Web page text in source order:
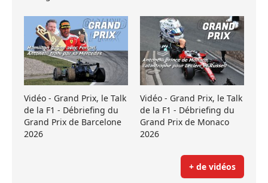
Vidéo - Grand Prix, le Talk
de la F1 - Débriefing du
Grand Prix de Barcelone
2026
Vidéo - Grand Prix, le Talk
de la F1 - Débriefing du
Grand Prix de Monaco
2026
+ de vidéos